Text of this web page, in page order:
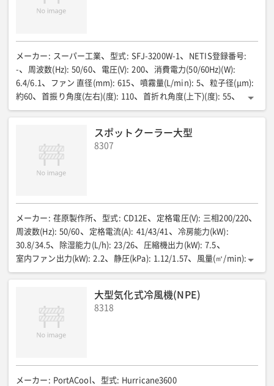
メーカー : スーパー工業 型式: SFJ-3200W-1 NETIS登録番号:
-
周波数(Hz): 50/60 電圧(V): 200 消費電力(50/60Hz)(W):
6.4/6.1
ファン 直径(mm): 615 噴霧量(L/min): 5 粒子径(μm):
約60
首振り角度(左右)(度): 110 首折れ角度(上下)(度): 55
全長(mm): 976 全幅(mm): 795 全高(mm): 1530 質量(kg): 200
スポットクーラー大型
8307
メーカー : 荏原製作所 型式: CD12E 定格電圧(V): 三相200/220
周波数(Hz): 50/60 定格電流(A): 41/43/41 冷房能力(kW):
30.8/34.5
除湿能力(L/h): 23/26 圧縮機出力(kW): 7.5
室内ファン出力(kW): 2.2 静圧(kPa): 1.12/1.57 風量(㎥/min):
72/87
接続ダクト口径(mm): 300 冷媒: R407C充填量:10kg
送風機風量(蒸発器側)(m3/min): ー
接続ダクト口径吹出口(mm)
推奨発電機(kVA)
大型気化式冷風機(NPE)
8318
メーカー : PortACool 型式: Hurricane3600